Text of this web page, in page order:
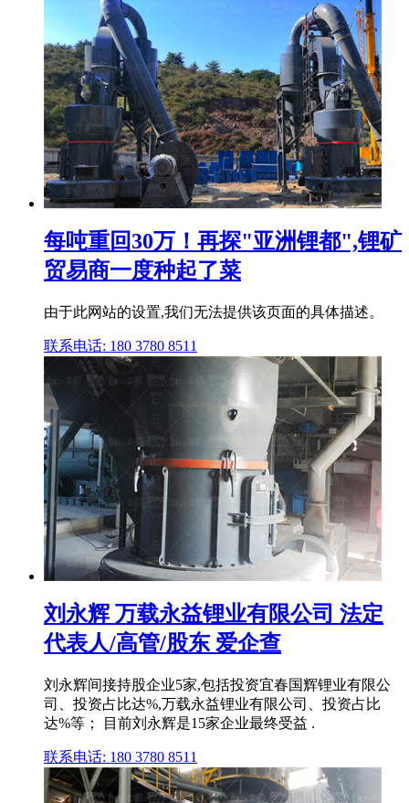
每吨重回30万！再探"亚洲锂都",锂矿
贸易商一度种起了菜
由于此网站的设置,我们无法提供该页面的具体描述。
联系电话: 180 3780 8511
刘永辉 万载永益锂业有限公司 法定
代表人/高管/股东 爱企查
刘永辉间接持股企业5家,包括投资宜春国辉锂业有限公
司、投资占比达%,万载永益锂业有限公司、投资占比
达%等； 目前刘永辉是15家企业最终受益 .
联系电话: 180 3780 8511